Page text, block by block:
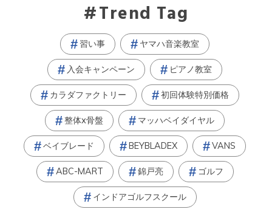
Trend Tag
習い事 ヤマハ音楽教室
入会キャンペーン ピアノ教室
カラダファクトリー 初回体験特別価格
整体x骨盤 マッハベイダイヤル
ベイブレード BEYBLADEX VANS
ABC-MART 錦戸亮 ゴルフ
インドアゴルフスクール